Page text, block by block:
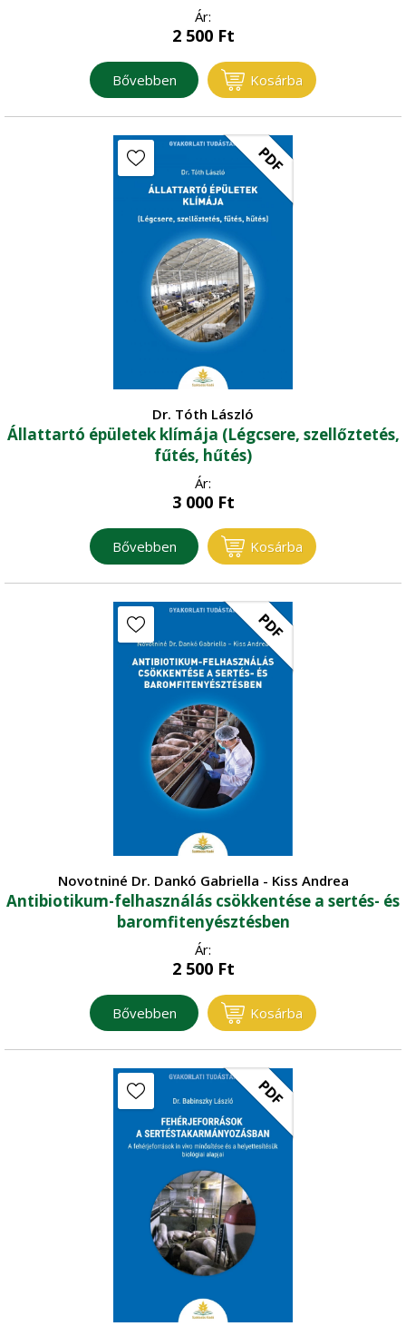
Ár:
2 500Ft
Bővebben Kosárba
PDF
Dr. Tóth László
Állattartó épületek klímája (Légcsere, szellőztetés,
fűtés, hűtés)
Ár:
3 000Ft
Bővebben Kosárba
PDF
Novotniné Dr. Dankó Gabriella - Kiss Andrea
Antibiotikum-felhasználás csökkentése a sertés- és
baromfitenyésztésben
Ár:
2 500Ft
Bővebben Kosárba
PDF